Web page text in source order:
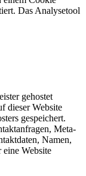
Das Analysetool
gehostet
dieser Website
gespeichert.
Meta-
Namen,
eine Website